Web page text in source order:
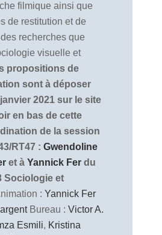
filmique ainsi que
de restitution et de
recherches que
visuelle et
propositions de
sont à déposer
2021 sur le site
en bas de cette
de la session
RT47 : Gwendoline
et à Yannick Fer du
Sociologie et
: Yannick Fer
Bureau : Victor A.
Esmili, Kristina